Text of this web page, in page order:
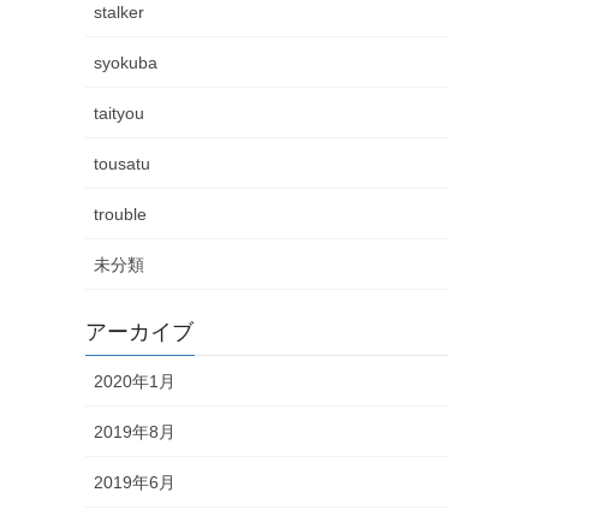
stalker
syokuba
taityou
tousatu
trouble
未分類
アーカイブ
2020年1月
2019年8月
2019年6月